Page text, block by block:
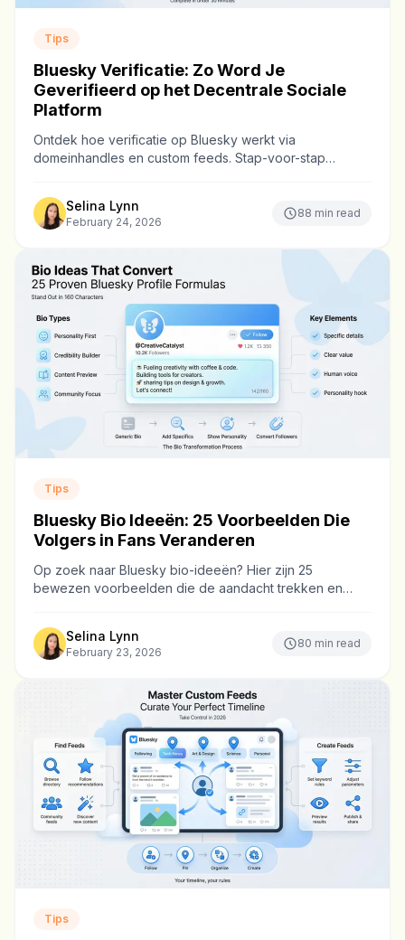
Tips
Bluesky Verificatie: Zo Word Je
Geverifieerd op het Decentrale Sociale
Platform
Ontdek hoe verificatie op Bluesky werkt via
domeinhandles en custom feeds. Stap-voor-stap
decentrale platform.
Selina Lynn
February 24, 2026
88 min read
Tips
Bluesky Bio Ideeën: 25 Voorbeelden Die
Volgers in Fans Veranderen
Op zoek naar Bluesky bio-ideeën? Hier zijn 25
bewezen voorbeelden die de aandacht trekken en
Selina Lynn
February 23, 2026
80 min read
Tips